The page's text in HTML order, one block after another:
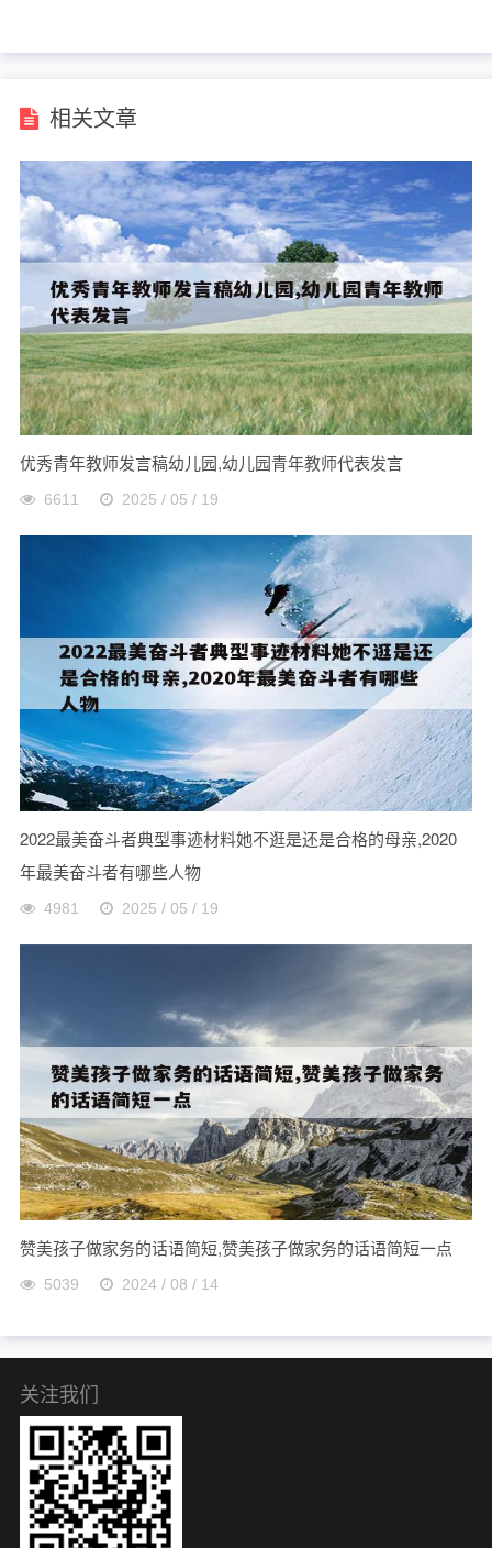
相关文章
优秀青年教师发言稿幼儿园,幼儿园青年教师代表发言
6611 2025 / 05 / 19
2022最美奋斗者典型事迹材料她不逛是还是合格的母亲,2020
年最美奋斗者有哪些人物
4981 2025 / 05 / 19
赞美孩子做家务的话语简短,赞美孩子做家务的话语简短一点
5039 2024 / 08 / 14
关注我们